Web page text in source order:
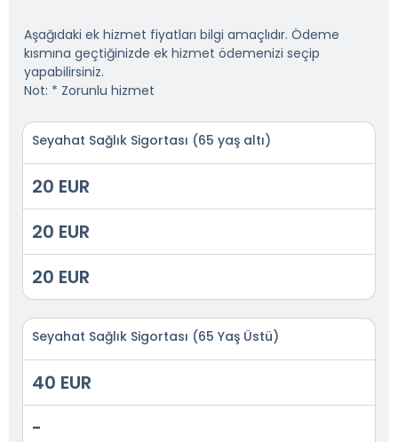
Aşağıdaki ek hizmet fiyatları bilgi amaçlıdır. Ödeme
kısmına geçtiğinizde ek hizmet ödemenizi seçip
yapabilirsiniz.
Not: * Zorunlu hizmet
Seyahat Sağlık Sigortası (65 yaş altı)
20 EUR
20 EUR
20 EUR
Seyahat Sağlık Sigortası (65 Yaş Üstü)
40 EUR
-